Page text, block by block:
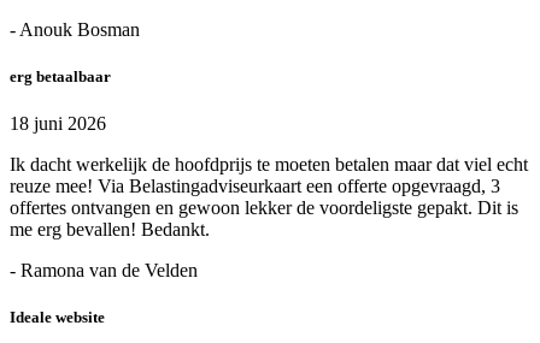
- Anouk Bosman
erg betaalbaar
18 juni 2026
Ik dacht werkelijk de hoofdprijs te moeten betalen maar dat viel echt
reuze mee! Via Belastingadviseurkaart een offerte opgevraagd, 3
offertes ontvangen en gewoon lekker de voordeligste gepakt. Dit is
me erg bevallen! Bedankt.
- Ramona van de Velden
Ideale website